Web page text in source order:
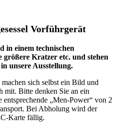
Vorführgerät
in einem technischen
Kratzer etc. und stehen
unsere Ausstellung.
sich selbst ein Bild und
mit. Bitte denken Sie an ein
entsprechende „Men-Power“ von 2
Bei Abholung wird der
Karte fällig.